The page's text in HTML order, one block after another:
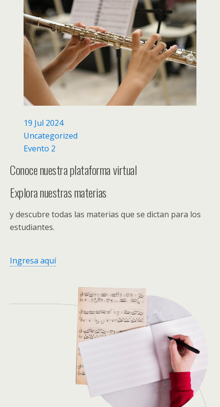
19 Jul 2024
Uncategorized
Evento 2
Conoce nuestra plataforma virtual
Explora nuestras materias
y descubre todas las materias que se dictan para los
estudiantes.
Ingresa aquí